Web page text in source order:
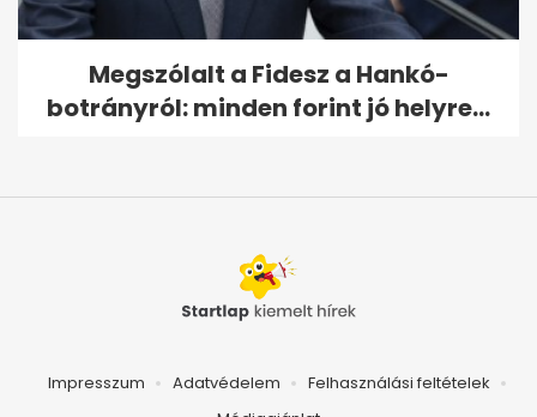
Megszólalt a Fidesz a Hankó-
botrányról: minden forint jó helyre...
Impresszum Adatvédelem
Felhasználási feltételek